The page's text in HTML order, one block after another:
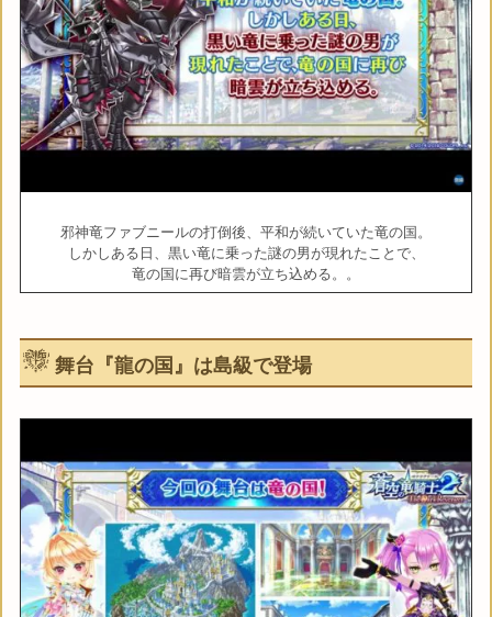
邪神竜ファブニールの打倒後、平和が続いていた竜の国。
しかしある日、黒い竜に乗った謎の男が現れたことで、
竜の国に再び暗雲が立ち込める。。
舞台『龍の国』は島級で登場